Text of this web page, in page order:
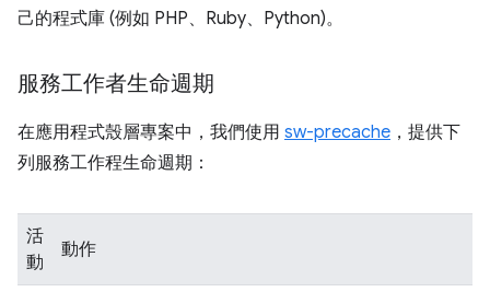
己的程式庫 (例如 PHP、Ruby、Python)。
服務工作者生命週期
在應用程式殼層專案中，我們使用 sw-precache ，提供下
列服務工作程生命週期：
活
動
動作